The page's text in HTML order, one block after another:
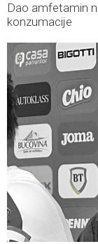
Dao amfetamin
konzumacije